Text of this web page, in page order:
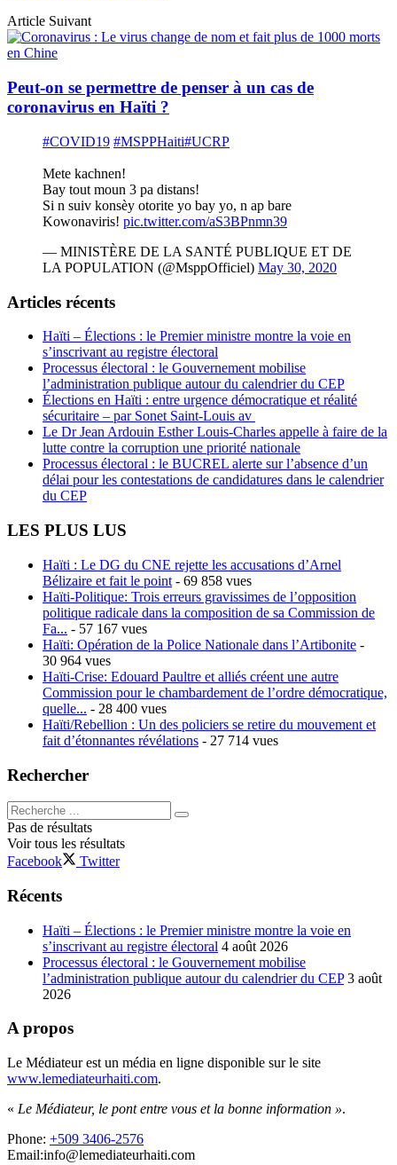
Article Suivant
Peut-on se permettre de penser à un cas de
coronavirus en Haïti ?
#COVID19 #MSPPHaiti#UCRP
Mete kachnen!
Bay tout moun 3 pa distans!
Si n suiv konsèy otorite yo bay yo, n ap bare
Kowonaviris! pic.twitter.com/aS3BPnmn39
— MINISTÈRE DE LA SANTÉ PUBLIQUE ET DE
LA POPULATION (@MsppOfficiel) May 30, 2020
Articles récents
Haïti – Élections : le Premier ministre montre la voie en
s’inscrivant au registre électoral
Processus électoral : le Gouvernement mobilise
l’administration publique autour du calendrier du CEP
Élections en Haïti : entre urgence démocratique et réalité
sécuritaire – par Sonet Saint-Louis av
Le Dr Jean Ardouin Esther Louis-Charles appelle à faire de la
lutte contre la corruption une priorité nationale
Processus électoral : le BUCREL alerte sur l’absence d’un
délai pour les contestations de candidatures dans le calendrier
du CEP
LES PLUS LUS
Haïti : Le DG du CNE rejette les accusations d’Arnel
Bélizaire et fait le point - 69 858 vues
Haïti-Politique: Trois erreurs gravissimes de l’opposition
politique radicale dans la composition de sa Commission de
Fa... - 57 167 vues
Haïti: Opération de la Police Nationale dans l’Artibonite -
30 964 vues
Haïti-Crise: Edouard Paultre et alliés créent une autre
Commission pour le chambardement de l’ordre démocratique,
quelle... - 28 400 vues
Haïti/Rebellion : Un des policiers se retire du mouvement et
fait d’étonnantes révélations - 27 714 vues
Rechercher
Pas de résultats
Voir tous les résultats
Facebook
Twitter
Récents
Haïti – Élections : le Premier ministre montre la voie en
s’inscrivant au registre électoral 4 août 2026
Processus électoral : le Gouvernement mobilise
l’administration publique autour du calendrier du CEP 3 août
2026
A propos
Le Médiateur est un média en ligne disponible sur le site
www.lemediateurhaiti.com.
« Le Médiateur, le pont entre vous et la bonne information ».
Phone: +509 3406-2576
Email:info@lemediateurhaiti.com